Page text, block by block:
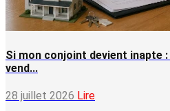
Si mon conjoint devient inapte
vend...
28 juillet 2026 Lire